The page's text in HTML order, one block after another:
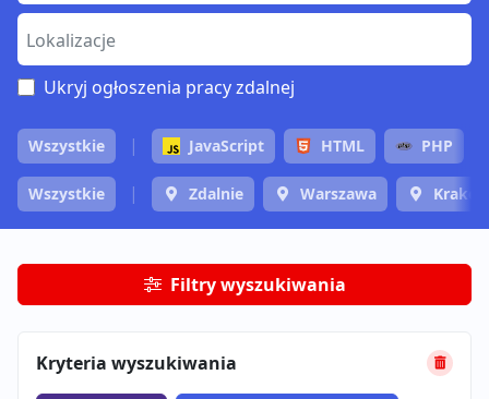
Ukryj ogłoszenia pracy zdalnej
Wszystkie JavaScript HTML PHP
Wszystkie Zdalnie Warszawa
Filtry wyszukiwania
Kryteria wyszukiwania